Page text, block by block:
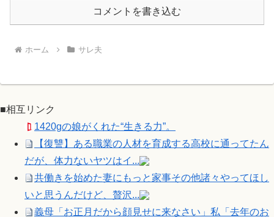
コメントを書き込む
ホーム サレ夫
■相互リンク
1420gの娘がくれた“生きる力”。
【復讐】ある職業の人材を育成する高校に通ってたん
だが、体力ないヤツはイ...
共働きを始めた妻にもっと家事その他諸々やってほし
いと思うんだけど、贅沢...
義母「お正月だから顔見せに来なさい」私「去年のお